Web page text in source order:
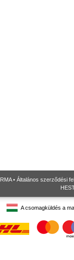
RMA• Általános szerződési
A csomagküldés a